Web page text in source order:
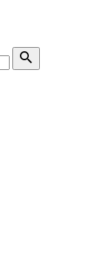
search